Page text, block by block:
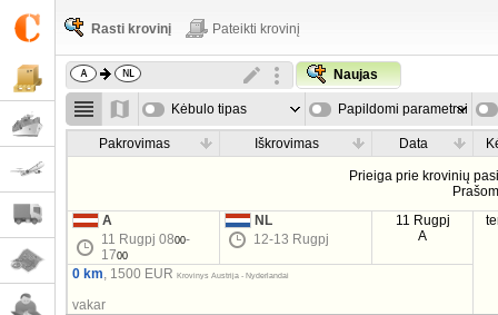
Rasti krovinį Pateikti krovinį
Naujas
Kėbulo tipas Papildomi parametrai
Pakrovimas Iškrovimas Data
Prieiga prie krovinių
A
11 Rugpj 0800-
1700
NL
12-13 Rugpj
11 Rugpj
A
0 km, 1500 EURKrovinys Austrija - Nyderlandai
vakar